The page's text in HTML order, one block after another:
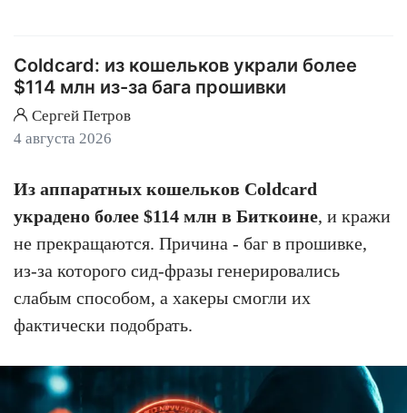
Coldcard: из кошельков украли более
$114 млн из-за бага прошивки
Сергей Петров
4 августа 2026
Из аппаратных кошельков Coldcard
украдено более $114 млн в Биткоине, и кражи
не прекращаются. Причина - баг в прошивке,
из-за которого сид-фразы генерировались
слабым способом, а хакеры смогли их
фактически подобрать.